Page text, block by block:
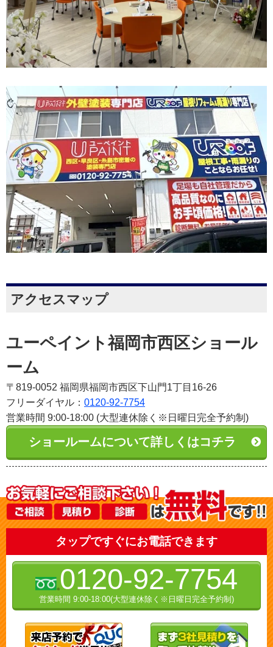
アクセスマップ
ユーペイント福岡市西区ショール
ーム
〒819-0052 福岡県福岡市西区下山門1丁目16-26
フリーダイヤル： 0120-92-7754
営業時間 9:00-18:00 (大型連休除く※日曜日完全予約制)
ショールームについて詳しくはコチラ
タップですぐにお電話できます
0120-92-7754
営業時間 9:00-18:00(大型連休除く※日曜日完全予約制)